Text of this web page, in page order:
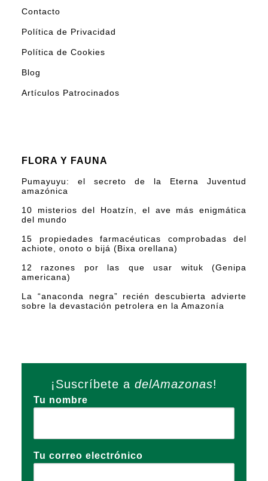
Contacto
Política de Privacidad
Política de Cookies
Blog
Artículos Patrocinados
FLORA Y FAUNA
Pumayuyu: el secreto de la Eterna Juventud
amazónica
10 misterios del Hoatzín, el ave más enigmática
del mundo
15 propiedades farmacéuticas comprobadas del
achiote, onoto o bijá (Bixa orellana)
12 razones por las que usar wituk (Genipa
americana)
La “anaconda negra” recién descubierta advierte
sobre la devastación petrolera en la Amazonía
¡Suscríbete a delAmazonas!
Tu nombre
Tu correo electrónico